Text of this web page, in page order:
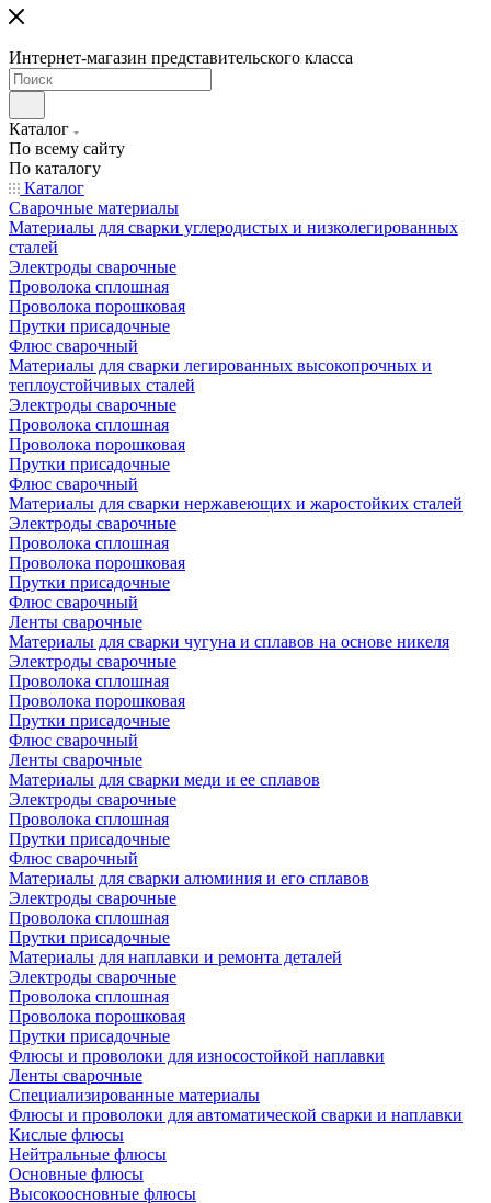
Интернет-магазин представительского класса
Каталог
По всему сайту
По каталогу
Каталог
Сварочные материалы
Материалы для сварки углеродистых и низколегированных
сталей
Электроды сварочные
Проволока сплошная
Проволока порошковая
Прутки присадочные
Флюс сварочный
Материалы для сварки легированных высокопрочных и
теплоустойчивых сталей
Электроды сварочные
Проволока сплошная
Проволока порошковая
Прутки присадочные
Флюс сварочный
Материалы для сварки нержавеющих и жаростойких сталей
Электроды сварочные
Проволока сплошная
Проволока порошковая
Прутки присадочные
Флюс сварочный
Ленты сварочные
Материалы для сварки чугуна и сплавов на основе никеля
Электроды сварочные
Проволока сплошная
Проволока порошковая
Прутки присадочные
Флюс сварочный
Ленты сварочные
Материалы для сварки меди и ее сплавов
Электроды сварочные
Проволока сплошная
Прутки присадочные
Флюс сварочный
Материалы для сварки алюминия и его сплавов
Электроды сварочные
Проволока сплошная
Прутки присадочные
Материалы для наплавки и ремонта деталей
Электроды сварочные
Проволока сплошная
Проволока порошковая
Прутки присадочные
Флюсы и проволоки для износостойкой наплавки
Ленты сварочные
Специализированные материалы
Флюсы и проволоки для автоматической сварки и наплавки
Кислые флюсы
Нейтральные флюсы
Основные флюсы
Высокоосновные флюсы